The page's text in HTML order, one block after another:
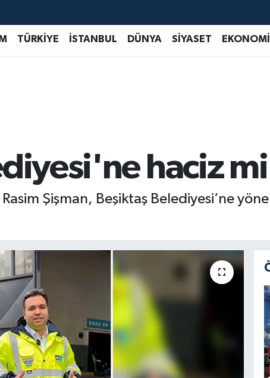
TÜRKİYE İSTANBUL DÜNYA SİYASET EKONOMİ
haciz
Şişman, Beşiktaş Belediyesi’ne